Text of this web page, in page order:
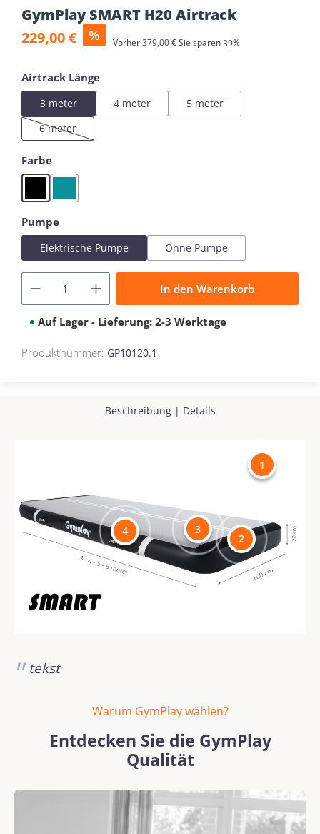
GymPlay SMART H20 Airtrack
Verkaufspreis:
229,00 € % VorherRegulärer Preis:
379,00 €Sie sparen39%
Airtrack Längeauswählen
3 meter 4 meter
5 meter
6 meter
(Diese Option ist zurzeit nicht verfügbar.)
Farbeauswählen
Black
Pumpeauswählen
Elektrische Pumpe Ohne Pumpe
In den Warenkorb
Auf Lager - Lieferung: 2-3 Werktage
Produktnummer: GP10120.1
Beschreibung| Details
1
2
3
4
tekst
Warum GymPlay wählen?
Entdecken Sie die GymPlay
Qualität
Bildergalerie überspringen
REACH